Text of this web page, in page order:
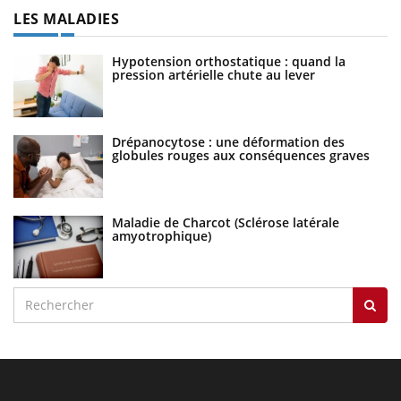
LES MALADIES
Hypotension orthostatique : quand la
pression artérielle chute au lever
Drépanocytose : une déformation des
globules rouges aux conséquences graves
Maladie de Charcot (Sclérose latérale
amyotrophique)